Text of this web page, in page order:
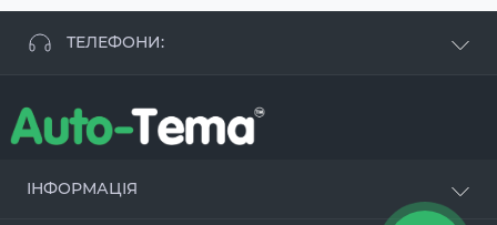
ТЕЛЕФОНИ:
+38 096 250 84 38
+38 099 657 61 50
ІНФОРМАЦІЯ